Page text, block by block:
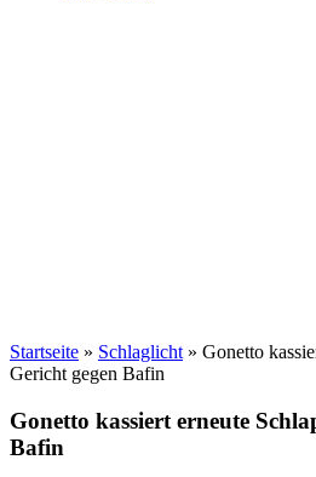
Startseite » Schlaglicht » Gonetto
Gericht gegen Bafin
Gonetto kassiert erneute
Bafin